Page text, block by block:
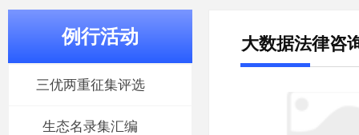
大数据法律咨
例行活动
三优两重征集评选
生态名录集汇编